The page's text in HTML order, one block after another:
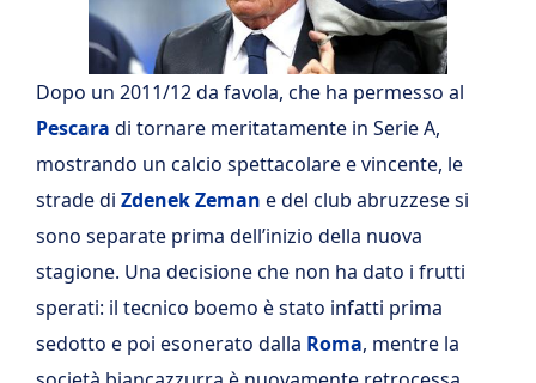
Dopo un 2011/12 da favola, che ha permesso al
Pescara di tornare meritatamente in Serie A,
mostrando un calcio spettacolare e vincente, le
strade di Zdenek Zeman e del club abruzzese si
sono separate prima dell’inizio della nuova
stagione. Una decisione che non ha dato i frutti
sperati: il tecnico boemo è stato infatti prima
sedotto e poi esonerato dalla Roma, mentre la